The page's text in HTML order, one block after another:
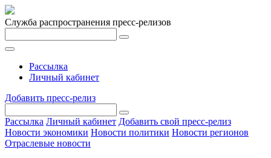
Служба распространения пресс-релизов
Рассылка
Личный кабинет
Добавить пресс-релиз
Рассылка Личный кабинет Добавить свой пресс-релиз
Новости экономики Новости политики Новости регионов
Отраслевые новости